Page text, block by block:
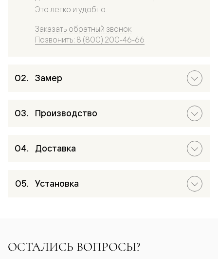
Это легко и удобно.
Заказать обратный звонок
Позвонить: 8 (800) 200-46-66
Замер
Производство
Доставка
Установка
ОСТАЛИСЬ ВОПРОСЫ?